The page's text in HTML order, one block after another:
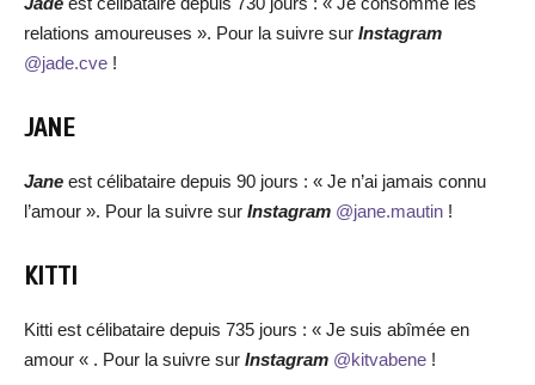
relations amoureuses ». Pour la suivre sur Instagram
@jade.cve !
JANE
Jane est célibataire depuis 90 jours : « Je n’ai jamais connu
l’amour ». Pour la suivre sur Instagram @jane.mautin !
KITTI
Kitti est célibataire depuis 735 jours : « Je suis abîmée en
amour « . Pour la suivre sur Instagram @kitvabene !